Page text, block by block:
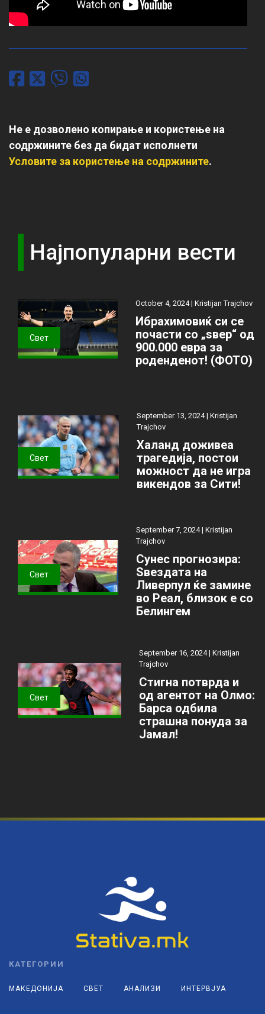
Не е дозволено копирање и користење на
содржините без да бидат исполнети
Условите за користење на содржините.
Најпопуларни вести
Свет
October 4, 2024 |Kristijan Trajchov
Ибрахимовиќ си се
почасти со „ѕвер“ од
900.000 евра за
роденденот! (ФОТО)
Свет
September 13, 2024 | Kristijan
Trajchov
Халанд доживеа
трагедија, постои
можност да не игра
викендов за Сити!
Свет
September 7, 2024 | Kristijan
Trajchov
Сунес прогнозира:
Ѕвездата на
Ливерпул ќе замине
во Реал, близок е со
Белингем
Свет
September 16, 2024 | Kristijan
Trajchov
Стигна потврда и
од агентот на Олмо:
Барса одбила
страшна понуда за
Јамал!
КАТЕГОРИИ
МАКЕДОНИЈА СВЕТ АНАЛИЗИ ИНТЕРВЈУА